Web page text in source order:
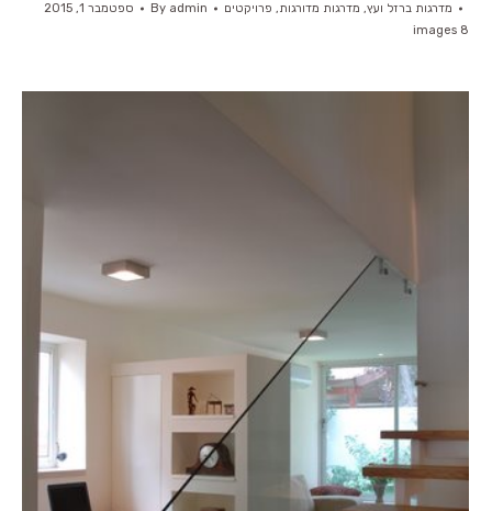
מדרגות ברזל ועץ, מדרגות מדורגות, פרויקטים By admin
ספטמבר 1, 2015
8 images